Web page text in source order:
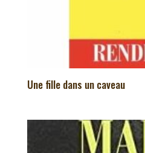
Une fille dans un caveau